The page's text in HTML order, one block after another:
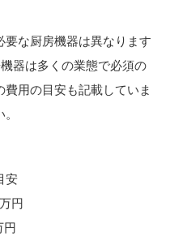
な厨房機器は異なります
器は多くの業態で必須の
用の目安も記載していま
安
円
円